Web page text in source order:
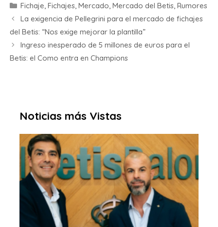
Fichaje Fichajes Mercado Mercado del Betis Rumores
La exigencia de Pellegrini para el mercado de fichajes
del Betis: “Nos exige mejorar la plantilla”
Ingreso inesperado de 5 millones de euros para el
Betis: el Como entra en Champions
Noticias más Vistas